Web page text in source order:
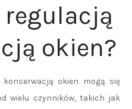
regulacją
okien?
okien mogą się
wielu czynników, takich jak